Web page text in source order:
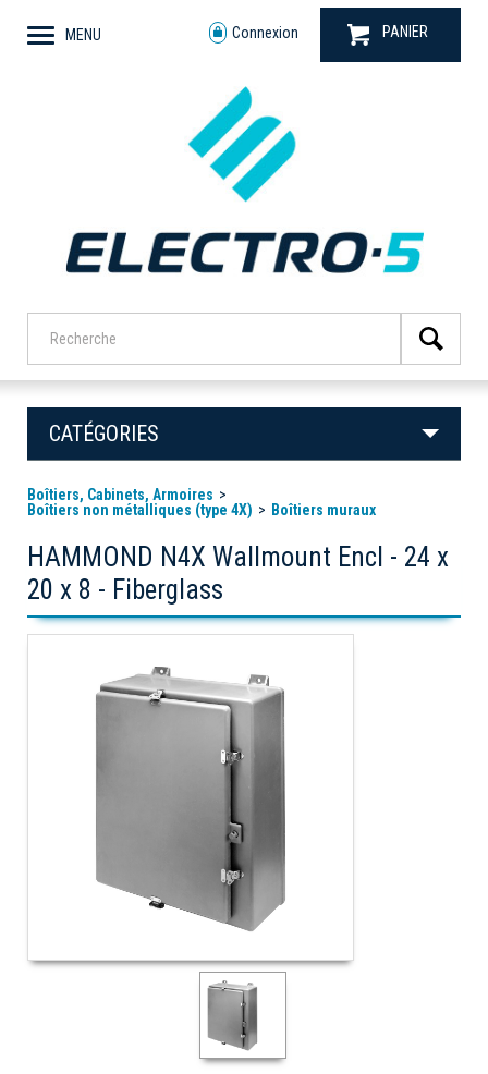
MENU Connexion PANIER
CATÉGORIES
Boîtiers, Cabinets, Armoires
Boîtiers non métalliques (type 4X)
Boîtiers muraux
HAMMOND N4X Wallmount Encl - 24 x
20 x 8 - Fiberglass